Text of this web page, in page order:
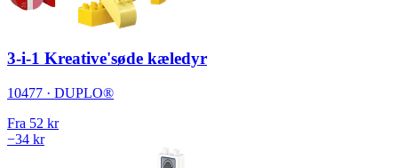
3-i-1 Kreative'søde kæledyr
10477 · DUPLO®
Fra 52 kr
−34 kr